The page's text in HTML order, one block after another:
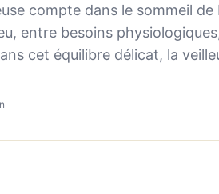
compte dans le sommeil de
entre besoins
cet équilibre délicat, la